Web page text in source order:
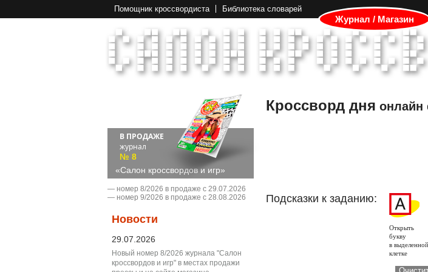
Помощник кроссвордиста Библиотека словарей
Журнал / Магазин
В ПРОДАЖЕ
журнал
№ 8
«Салон кроссвордов и игр»
― номер 8/2026 в продаже с 29.07.2026
― номер 9/2026 в продаже с 28.08.2026
Новости
29.07.2026
Новый номер 8/2026 журнала "Салон
кроссвордов и игр" в местах продажи
Кроссворд дня онлайн
Подсказки к заданию:
Открыть
букву
в выделенной
клетке